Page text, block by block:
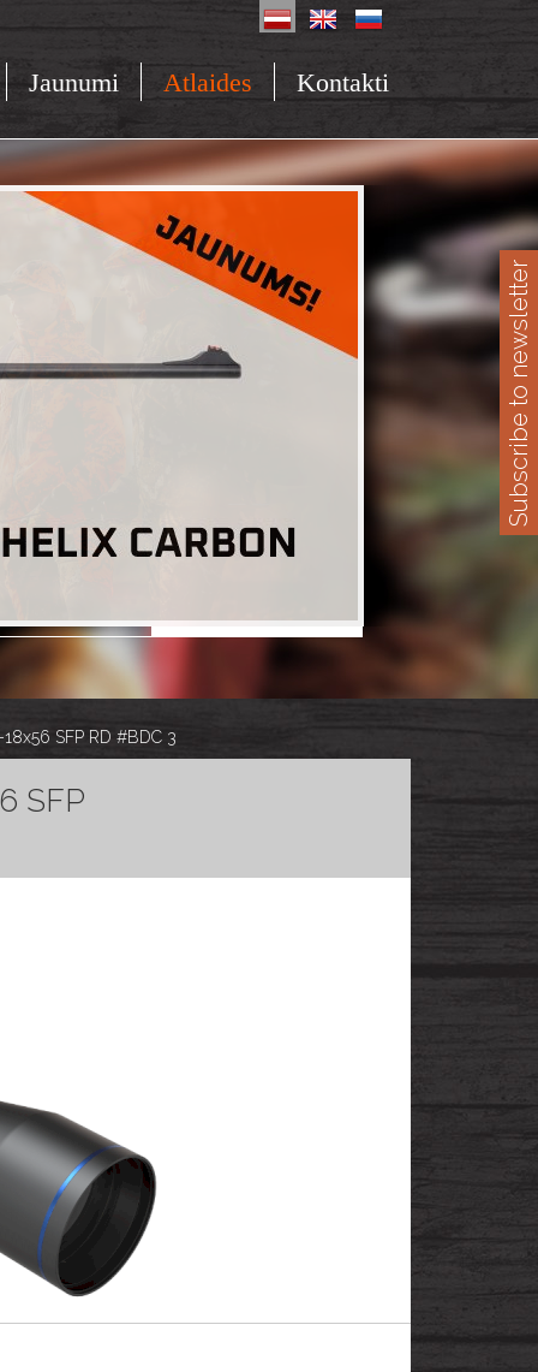
Jaunumi Atlaides Kontakti
SFP RD #BDC 3
SFP
Subscribe to newsletter